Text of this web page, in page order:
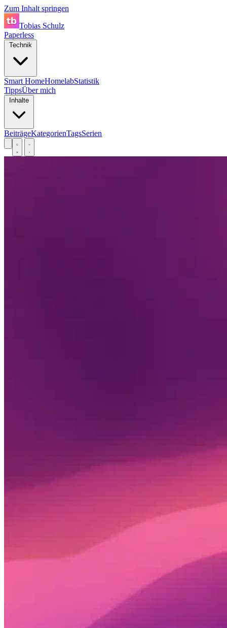
Zum Inhalt springen
Tobias Schulz
Paperless
Smart HomeHomelabStatistik
TippsÜber mich
BeiträgeKategorienTagsSerien